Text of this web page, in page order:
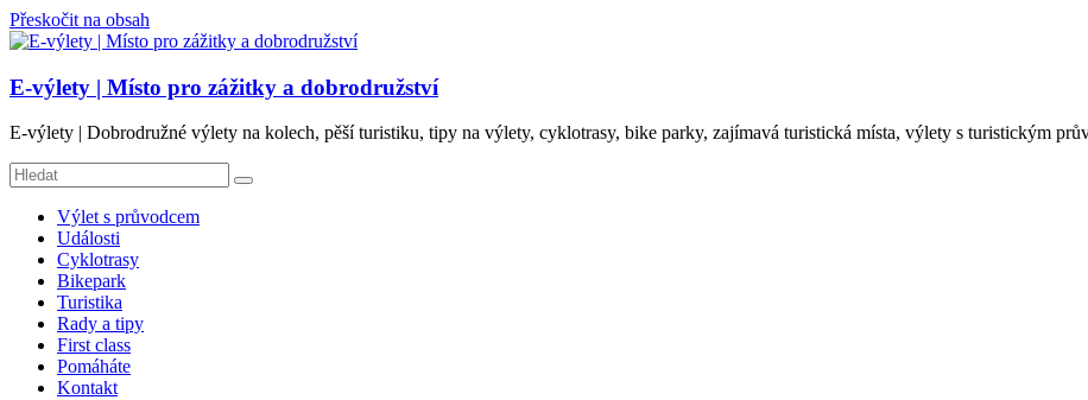
Přeskočit na obsah
E-výlety | Místo pro zážitky a dobrodružství
E-výlety | Dobrodružné výlety na kolech, pěší turistiku, tipy na výlety, cyklotrasy, bike parky, zajímavá turistická místa, výlety s turistickým
Výlet s průvodcem
Události
Cyklotrasy
Bikepark
Turistika
Rady a tipy
First class
Pomáháte
Kontakt